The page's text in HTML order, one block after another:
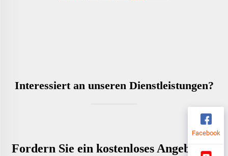
Interessiert an unseren Dienstleistungen?
Fordern Sie ein kostenloses Angebot an
Facebook